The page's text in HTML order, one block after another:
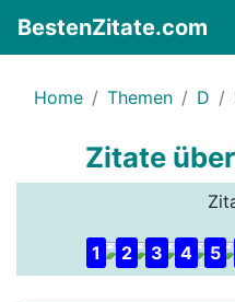
BestenZitate.com
Home Themen D
Zitate
1 2 3 4 5